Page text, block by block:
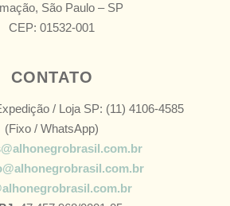
São Paulo – SP
CEP: 01532-001
CONTATO
/ Loja SP: (11) 4106-4585
(Fixo / WhatsApp)